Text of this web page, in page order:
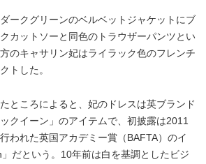
ークグリーンのベルベットジャケットにブ
カットソーと同色のトラウザーパンツとい
のキャサリン妃はライラック色のフレンチ
トした。
ところによると、妃のドレスは英ブランド
クイーン」のアイテムで、初披露は2011
われた英国アカデミー賞（BAFTA）のイ
だという。10年前は白を基調としたビジ